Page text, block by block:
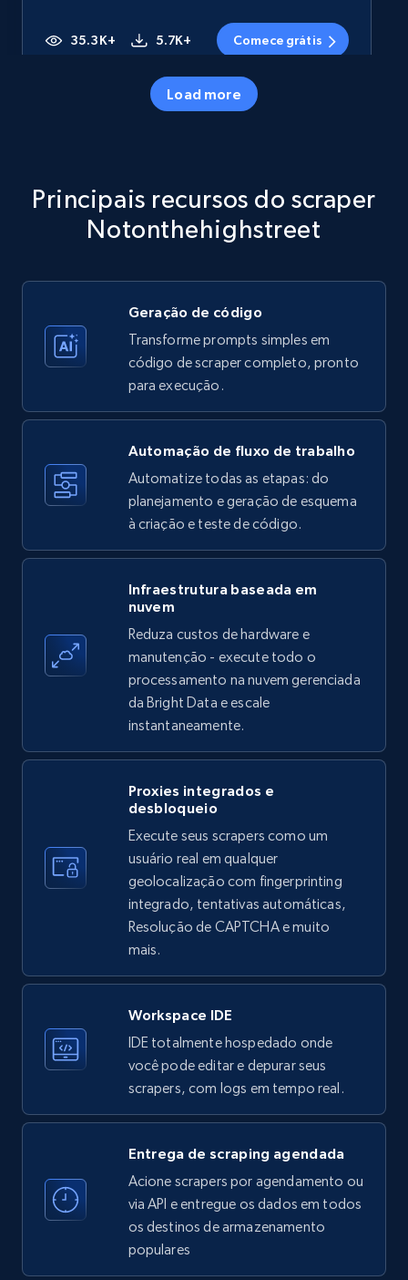
35.3K+ 5.7K+ Comece grátis
price, Currency, Availability, Reviews count, and
Amazon products - Collects products by
specific keywords
Title, Seller name, Brand, Description, Initial
35.3K+ 5.7K+ Comece grátis
Amazon products - find products by using
upc numbers
Title, Seller name, Brand, Description, Initial
price, Currency, Availability, Reviews count, and
more.
5.7K+ Comece grátis
LinkedIn company information
ID, Name, Country code, Locations, Followers,
Employees in linkedin, About, Specialties, and
more.
3.5K+ Comece grátis
Instagram - Profiles
Account, Fbid, ID, Followers, Posts count, Is
business account, Is professional account, Is
verified, and more.
Instagram - Profiles - Collect profile
information by user name
Load more
Principais recursos do scraper
Notonthehighstreet
Geração de código
Transforme prompts simples em
código de scraper completo, pronto
para execução.
Automação de fluxo de trabalho
Automatize todas as etapas: do
planejamento e geração de esquema
à criação e teste de código.
Infraestrutura baseada em
nuvem
Reduza custos de hardware e
manutenção - execute todo o
processamento na nuvem gerenciada
da Bright Data e escale
instantaneamente.
Proxies integrados e
desbloqueio
Execute seus scrapers como um
usuário real em qualquer
geolocalização com fingerprinting
integrado, tentativas automáticas,
Resolução de CAPTCHA e muito
mais.
Workspace IDE
IDE totalmente hospedado onde
você pode editar e depurar seus
scrapers, com logs em tempo real.
Entrega de scraping agendada
Acione scrapers por agendamento ou
via API e entregue os dados em todos
os destinos de armazenamento
populares